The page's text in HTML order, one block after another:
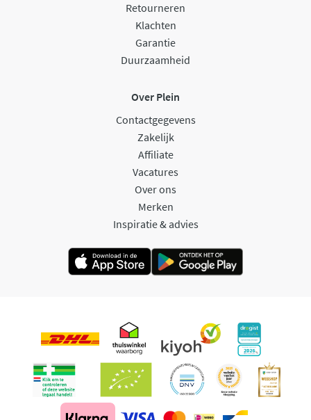
Retourneren
Klachten
Garantie
Duurzaamheid
Over Plein
Contactgegevens
Zakelijk
Affiliate
Vacatures
Over ons
Merken
Inspiratie & advies